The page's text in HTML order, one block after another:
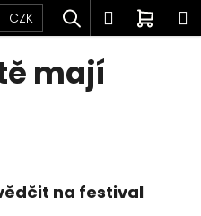
CZK Hledat
mají
na festival